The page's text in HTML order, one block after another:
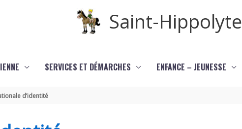
Saint-Hippolyte
SERVICES ET DÉMARCHES ENFANCE – JEUNESSE
d’identité